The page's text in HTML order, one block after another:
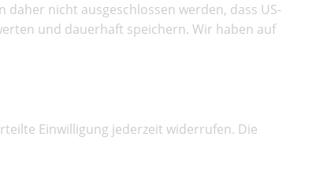
nicht ausgeschlossen werden, dass US-
und dauerhaft speichern. Wir haben auf
Einwilligung jederzeit widerrufen. Die